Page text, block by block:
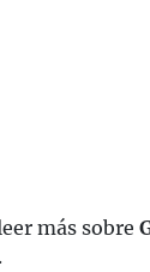
más sobre